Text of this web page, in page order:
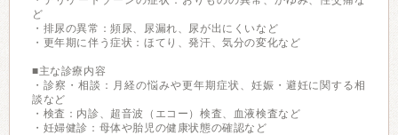
ど
・排尿の異常：頻尿、尿漏れ、尿が出にくいなど
・更年期に伴う症状：ほてり、発汗、気分の変化など
■主な診療内容
・診察・相談：月経の悩みや更年期症状、妊娠・避妊に関する相
談など
・検査：内診、超音波（エコー）検査、血液検査など
・妊婦健診：母体や胎児の健康状態の確認など